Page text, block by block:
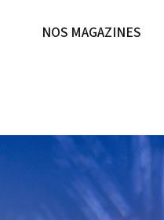
NOS MAGAZINES